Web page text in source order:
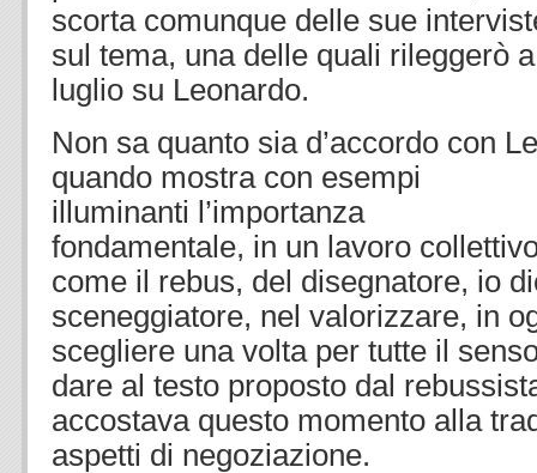
scorta comunque delle sue
sul tema, una delle quali rileggerò a
luglio su Leonardo.
Non sa quanto sia d’accordo con
quando mostra con esempi
illuminanti l’importanza
fondamentale, in un lavoro
come il rebus, del disegnatore, io
sceneggiatore, nel valorizzare, in
scegliere una volta per tutte il
dare al testo proposto dal
accostava questo momento alla
aspetti di negoziazione.